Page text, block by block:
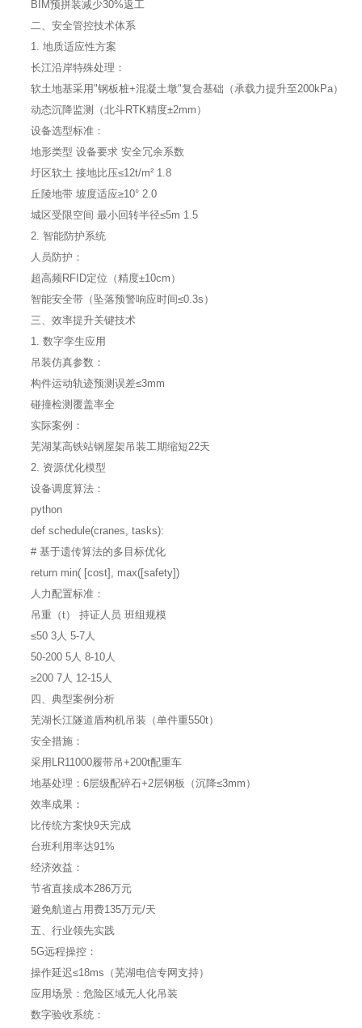
BIM预拼装减少30%返工
二、安全管控技术体系
1. 地质适应性方案
长江沿岸特殊处理：
软土地基采用"钢板桩+混凝土墩"复合基础（承载力提升至200kPa）
动态沉降监测（北斗RTK精度±2mm）
设备选型标准：
地形类型 设备要求 安全冗余系数
圩区软土 接地比压≤12t/m² 1.8
丘陵地带 坡度适应≥10° 2.0
城区受限空间 最小回转半径≤5m 1.5
2. 智能防护系统
人员防护：
超高频RFID定位（精度±10cm）
智能安全带（坠落预警响应时间≤0.3s）
三、效率提升关键技术
1. 数字孪生应用
吊装仿真参数：
构件运动轨迹预测误差≤3mm
碰撞检测覆盖率全
实际案例：
芜湖某高铁站钢屋架吊装工期缩短22天
2. 资源优化模型
设备调度算法：
python
def schedule(cranes, tasks):
# 基于遗传算法的多目标优化
return min( [cost], max([safety])
人力配置标准：
吊重（t） 持证人员 班组规模
≤50 3人 5-7人
50-200 5人 8-10人
≥200 7人 12-15人
四、典型案例分析
芜湖长江隧道盾构机吊装（单件重550t）
安全措施：
采用LR11000履带吊+200t配重车
地基处理：6层级配碎石+2层钢板（沉降≤3mm）
效率成果：
比传统方案快9天完成
台班利用率达91%
经济效益：
节省直接成本286万元
避免航道占用费135万元/天
五、行业领先实践
5G远程操控：
操作延迟≤18ms（芜湖电信专网支持）
应用场景：危险区域无人化吊装
数字验收系统：